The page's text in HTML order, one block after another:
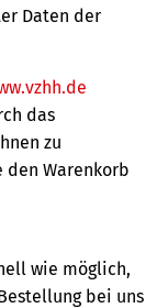
Daten der
das
zu
den Warenkorb
wie möglich,
bei uns